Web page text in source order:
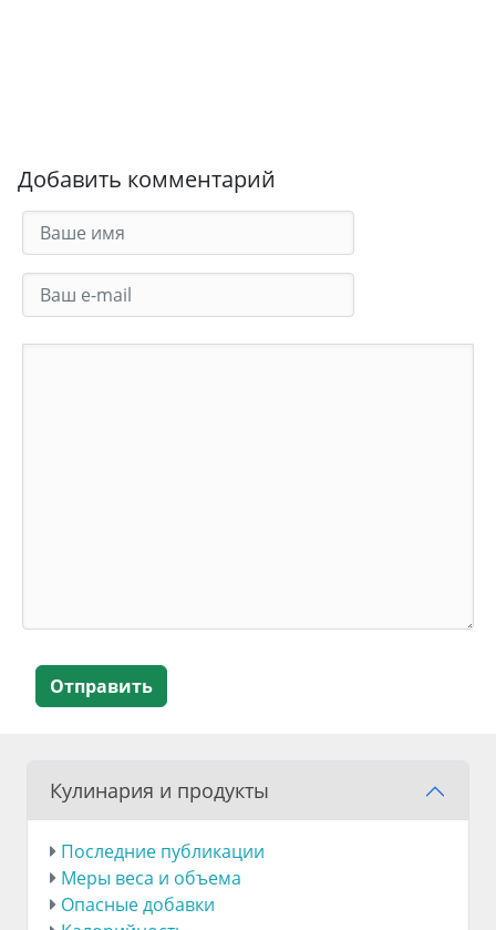
Добавить комментарий
Отправить
Кулинария и продукты
Последние публикации
Меры веса и объема
Опасные добавки